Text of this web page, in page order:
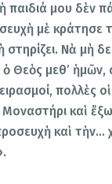
μου δὲν
μὲ κράτησε
Νὰ μὴ
Θεὸς μεθ’ ἡμῶν,
πολλὲς
καὶ
καὶ τὴν…